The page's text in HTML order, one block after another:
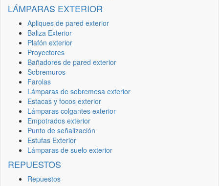
LÁMPARAS EXTERIOR
Apliques de pared exterior
Baliza Exterior
Plafón exterior
Proyectores
Bañadores de pared exterior
Sobremuros
Farolas
Lámparas de sobremesa exterior
Estacas y focos exterior
Lámparas colgantes exterior
Empotrados exterior
Punto de señalización
Estufas Exterior
Lámparas de suelo exterior
REPUESTOS
Repuestos